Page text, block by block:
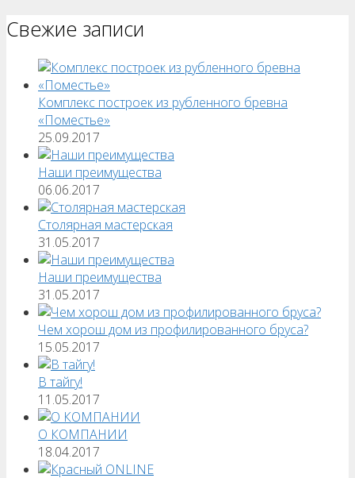
Свежие записи
Комплекс построек из рубленного бревна
«Поместье»
25.09.2017
Наши преимущества
06.06.2017
Столярная мастерская
31.05.2017
Наши преимущества
31.05.2017
Чем хорош дом из профилированного бруса?
15.05.2017
В тайгу!
11.05.2017
О КОМПАНИИ
18.04.2017